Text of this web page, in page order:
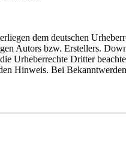
dem deutschen
Autors bzw. Erstellers.
Urheberrechte Dritter
Hinweis. Bei